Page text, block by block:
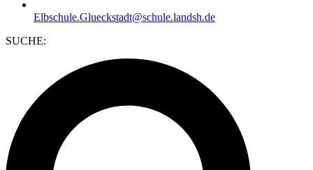
Elbschule.Glueckstadt@schule.landsh.de
SUCHE: